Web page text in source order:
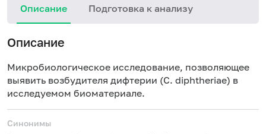
Описание Подготовка к анализу
Описание
Микробиологическое исследование, позволяющее
выявить возбудителя дифтерии (C. diphtheriae) в
исследуемом биоматериале.
Синонимы